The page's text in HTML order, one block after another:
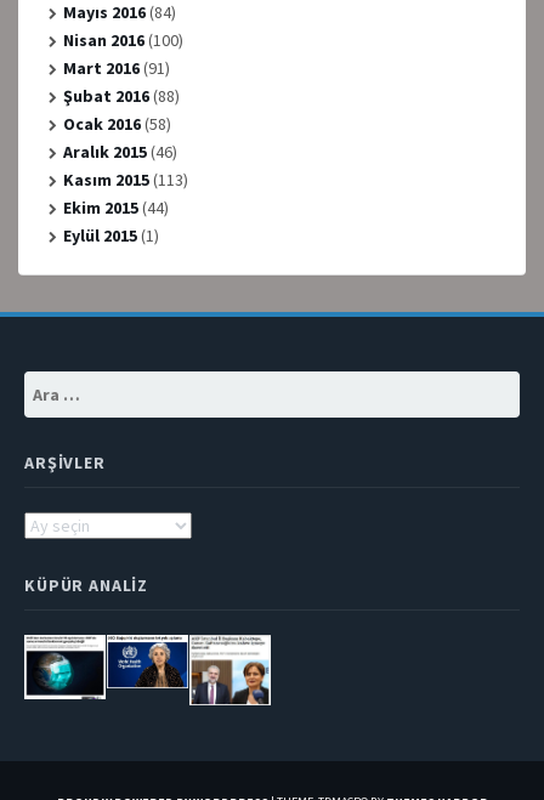
Mayıs 2016(84)
Nisan 2016(100)
Mart 2016(91)
Şubat 2016(88)
Ocak 2016(58)
Aralık 2015(46)
Kasım 2015(113)
Ekim 2015(44)
Eylül 2015(1)
ARŞIVLER
Arşivler
KÜPÜR ANALIZ